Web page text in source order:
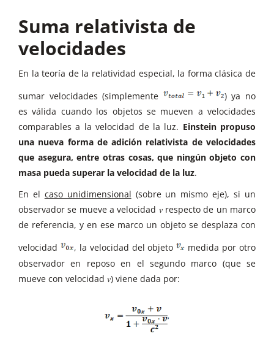
Suma relativista de
velocidades
En la teoría de la relatividad especial, la forma clásica de
sumar velocidades (simplemente
) ya no
es válida cuando los objetos se mueven a velocidades
comparables a la velocidad de la luz. Einstein propuso
una nueva forma de adición relativista de velocidades
que asegura, entre otras cosas, que ningún objeto con
masa pueda superar la velocidad de la luz.
En el caso unidimensional (sobre un mismo eje), si un
observador se mueve a velocidad 𝑣 respecto de un marco
de referencia, y en ese marco un objeto se desplaza con
velocidad
, la velocidad del objeto
medida por otro
observador en reposo en el segundo marco (que se
mueve con velocidad 𝑣) viene dada por: